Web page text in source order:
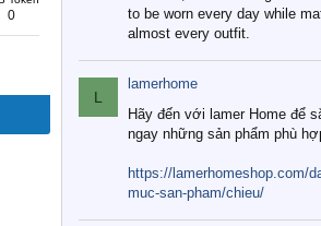
0
to be worn every day while
almost every outfit.
L
lamerhome
Hãy đến với lamer Home để
ngay những sản phẩm phù
https://lamerhomeshop.com/
muc-san-pham/chieu/